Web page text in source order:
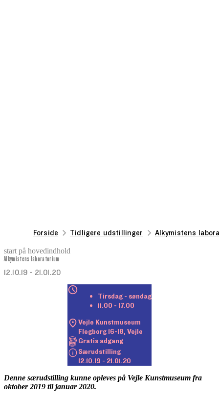
Forside Tidligere udstillinger Alkymistens
start på hovedindhold
Alkymistens laboratorium
12.10.19 - 21.01.20
senest opdateret 18. september 2025
Tirsdag - søndag
11.00 - 17.00
Vejle Kunstmuseum
Flegborg 16-18, Vejle
Gratis adgang
Særudstilling
12.10.19 - 21.01.20
Denne særudstilling kunne opleves på Vejle Kunstmuseum fra
oktober 2019 til januar 2020.